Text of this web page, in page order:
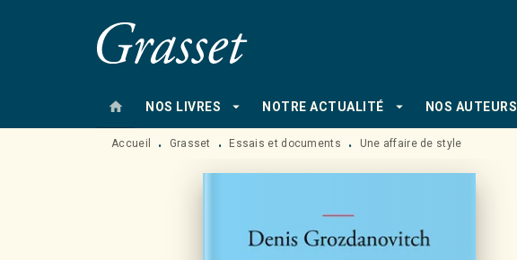
MENU RECHERCHE
home NOS LIVRES arrow_drop_down NOTRE ACTUALITÉ arrow_drop_down NOS AUTEURS
Accueil • Grasset • Essais et documents • Une affaire de style